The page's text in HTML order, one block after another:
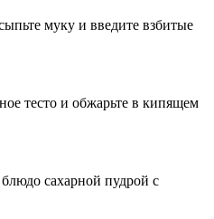
муку и введите взбитые
тесто и обжарьте в кипящем
сахарной пудрой с